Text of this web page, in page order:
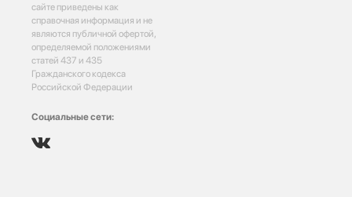
сайте приведены как
справочная информация и не
являются публичной офертой,
определяемой положениями
статей 437 и 435
Гражданского кодекса
Российской Федерации
Социальные сети: